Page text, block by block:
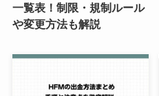
一覧表！制限・規制ルール
や変更方法も解説